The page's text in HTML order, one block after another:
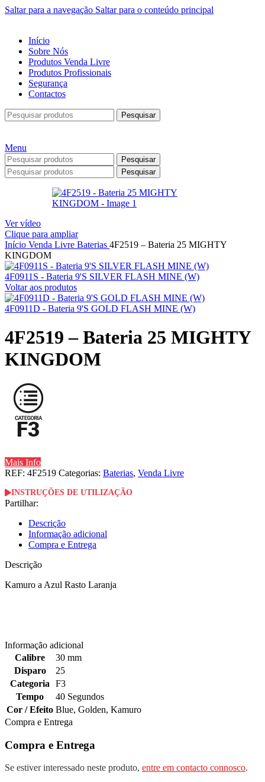
Saltar para a navegação Saltar para o conteúdo principal
Início
Sobre Nós
Produtos Venda Livre
Produtos Profissionais
Segurança
Contactos
Pesquisar
Menu
Pesquisar
Pesquisar
Ver vídeo
Clique para ampliar
Início Venda Livre Baterias 4F2519 – Bateria 25 MIGHTY
KINGDOM
4F0911S - Bateria 9'S SILVER FLASH MINE (W)
Voltar aos produtos
4F0911D - Bateria 9'S GOLD FLASH MINE (W)
4F2519 – Bateria 25 MIGHTY
KINGDOM
Mais Info
REF: 4F2519 Categorias: Baterias, Venda Livre
INSTRUÇÕES DE UTILIZAÇÃO
Partilhar:
Descrição
Informação adicional
Compra e Entrega
Descrição
Kamuro a Azul Rasto Laranja
Informação adicional
Calibre
30 mm
Disparo
25
Categoria
F3
Tempo
40 Segundos
Cor / Efeito Blue, Golden, Kamuro
Compra e Entrega
Compra e Entrega
Se estiver interessado neste produto, entre em contacto connosco.